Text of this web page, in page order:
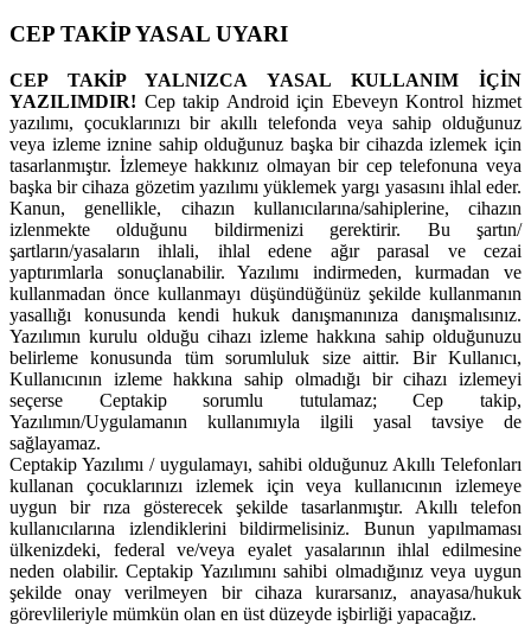
CEP TAKİP YASAL UYARI
CEP TAKİP YALNIZCA YASAL KULLANIM İÇİN
YAZILIMDIR! Cep takip Android için Ebeveyn Kontrol hizmet
yazılımı, çocuklarınızı bir akıllı telefonda veya sahip olduğunuz
veya izleme iznine sahip olduğunuz başka bir cihazda izlemek için
tasarlanmıştır. İzlemeye hakkınız olmayan bir cep telefonuna veya
başka bir cihaza gözetim yazılımı yüklemek yargı yasasını ihlal eder.
Kanun, genellikle, cihazın kullanıcılarına/sahiplerine, cihazın
izlenmekte olduğunu bildirmenizi gerektirir. Bu şartın/
şartların/yasaların ihlali, ihlal edene ağır parasal ve cezai
yaptırımlarla sonuçlanabilir. Yazılımı indirmeden, kurmadan ve
kullanmadan önce kullanmayı düşündüğünüz şekilde kullanmanın
yasallığı konusunda kendi hukuk danışmanınıza danışmalısınız.
Yazılımın kurulu olduğu cihazı izleme hakkına sahip olduğunuzu
belirleme konusunda tüm sorumluluk size aittir. Bir Kullanıcı,
Kullanıcının izleme hakkına sahip olmadığı bir cihazı izlemeyi
seçerse Ceptakip sorumlu tutulamaz; Cep takip,
Yazılımın/Uygulamanın kullanımıyla ilgili yasal tavsiye de
sağlayamaz.
Ceptakip Yazılımı / uygulamayı, sahibi olduğunuz Akıllı Telefonları
kullanan çocuklarınızı izlemek için veya kullanıcının izlemeye
uygun bir rıza gösterecek şekilde tasarlanmıştır. Akıllı telefon
kullanıcılarına izlendiklerini bildirmelisiniz. Bunun yapılmaması
ülkenizdeki, federal ve/veya eyalet yasalarının ihlal edilmesine
neden olabilir. Ceptakip Yazılımını sahibi olmadığınız veya uygun
şekilde onay verilmeyen bir cihaza kurarsanız, anayasa/hukuk
görevlileriyle mümkün olan en üst düzeyde işbirliği yapacağız.